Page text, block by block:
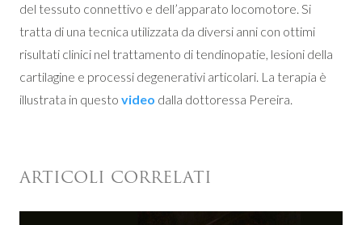
del tessuto connettivo e dell’apparato locomotore. Si
tratta di una tecnica utilizzata da diversi anni con ottimi
risultati clinici nel trattamento di tendinopatie, lesioni della
cartilagine e processi degenerativi articolari. La terapia è
illustrata in questo video dalla dottoressa Pereira.
ARTICOLI CORRELATI